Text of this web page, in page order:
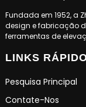
Fundada em 1952, a
design e fabricação
ferramentas de
LINKS
Pesquisa Principal
Contate-Nos